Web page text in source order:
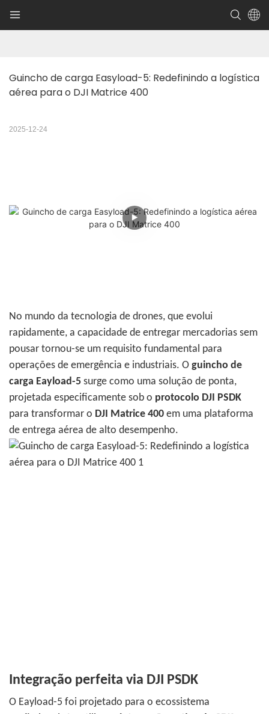
Guincho de carga Easyload-5: Redefinindo a logística
aérea para o DJI Matrice 400
2025-12-24
No mundo da tecnologia de drones, que evolui
rapidamente, a capacidade de entregar mercadorias sem
pousar tornou-se um requisito fundamental para
operações de emergência e industriais. O guincho de
carga Eayload-5 surge como uma solução de ponta,
projetada especificamente sob o protocolo DJI PSDK
para transformar o DJI Matrice 400 em uma plataforma
de entrega aérea de alto desempenho.
Integração perfeita via DJI PSDK
O Eayload-5 foi projetado para o ecossistema